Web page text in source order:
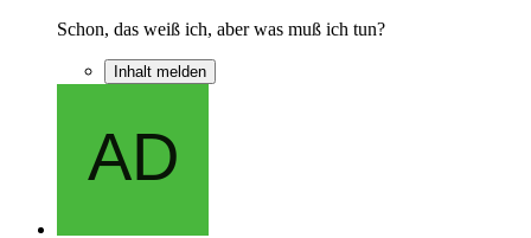
Schon, das weiß ich, aber was muß ich tun?
Inhalt melden